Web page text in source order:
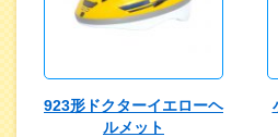
923形ドクターイエローヘ
ルメット